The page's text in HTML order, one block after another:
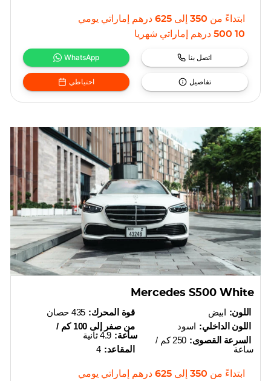
ابتداءً من 350 إلى 625 درهم إماراتي يومي
10 500
درهم إماراتي شهريا
WhatsApp اتصل بنا
احتياطي تفاصيل
Mercedes S500 White
قوة المحرك: 435 حصان
من صفر إلى 100 كم /
ساعة: 4.9 ثانية
المقاعد: 4
اللون: ابيض
اللون الداخلي: اسود
السرعة القصوى:
250 كم /
ساعة
ابتداءً من 350 إلى 625 درهم إماراتي يومي